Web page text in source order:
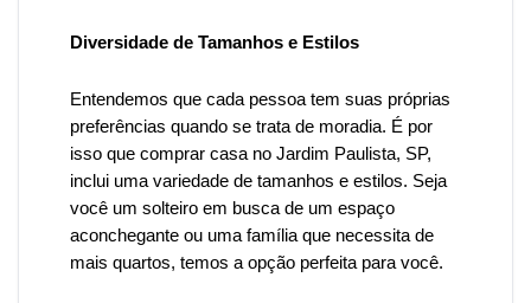
Diversidade de Tamanhos e Estilos
Entendemos que cada pessoa tem suas próprias
preferências quando se trata de moradia. É por
isso que comprar casa no Jardim Paulista, SP,
inclui uma variedade de tamanhos e estilos. Seja
você um solteiro em busca de um espaço
aconchegante ou uma família que necessita de
mais quartos, temos a opção perfeita para você.